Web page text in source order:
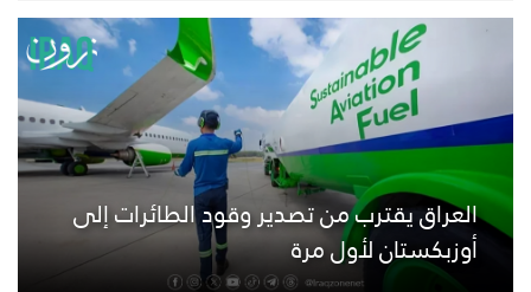
العراق يقترب من تصدير وقود الطائرات إلى
أوزبكستان لأول مرة